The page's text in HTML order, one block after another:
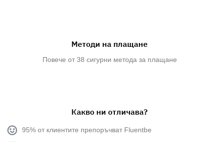
Методи на плащане
Повече от 38 сигурни метода за плащане
Какво ни отличава?
95% от клиентите препоръчват Fluentbe